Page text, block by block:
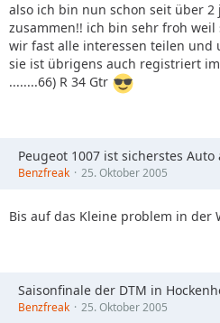
also ich bin nun schon seit über
zusammen!! ich bin sehr froh
wir fast alle interessen teilen und
sie ist übrigens auch registriert
........66) R 34 Gtr
Peugeot 1007 ist sicherstes Auto
Benzfreak 25. Oktober 2005
Bis auf das Kleine problem in der
Saisonfinale der DTM in
Benzfreak 25. Oktober 2005